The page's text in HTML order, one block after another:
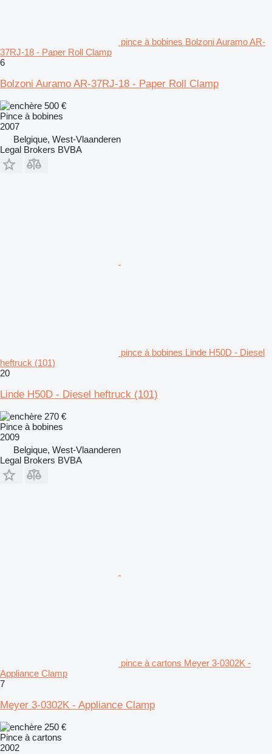
pince à bobines Bolzoni Auramo AR-
37RJ-18 - Paper Roll Clamp
6
Bolzoni Auramo AR-37RJ-18 - Paper Roll Clamp
500 €
Pince à bobines
2007
Belgique, West-Vlaanderen
Legal Brokers BVBA
pince à bobines Linde H50D - Diesel
heftruck (101)
20
Linde H50D - Diesel heftruck (101)
270 €
Pince à bobines
2009
Belgique, West-Vlaanderen
Legal Brokers BVBA
pince à cartons Meyer 3-0302K -
Appliance Clamp
7
Meyer 3-0302K - Appliance Clamp
250 €
Pince à cartons
2002